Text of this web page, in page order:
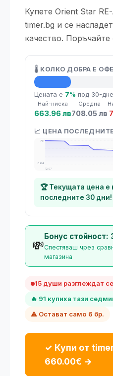
Купете Orient Star
timer.bg и се
качество. Поръчайте
🌡️ КОЛКО ДОБРА Е
💡 Средна цена
Цената е 7% под 30-
Най-ниска
663.96 лв
Средна
708.05 лв
📈 ЦЕНА
751
664
12.07
🏆 Текущата цена е
последните 30 дни!
💸
Бонус стойност:
Спестяваш чрез
магазина
15 души разглеждат
🔥 91 купиха тази
⚠️ Остават само 6 бр.
✓ Купи от
660.00€ →